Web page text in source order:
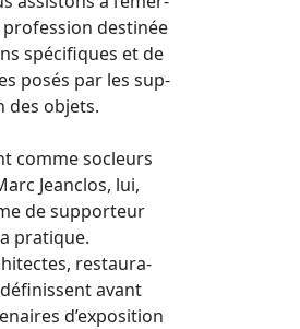
profession destinée
spécifiques et de
posés par les sup-
des objets.
comme socleurs
Jeanclos, lui,
de supporteur
pratique.
restaura-
avant
d’exposition